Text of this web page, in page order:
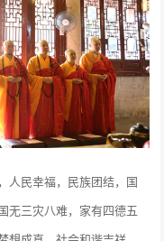
人民幸福，民族团结，国
无三灾八难，家有四德五